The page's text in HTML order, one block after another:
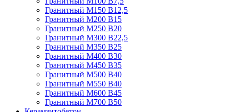
Гранитный М150 В12,5
Гранитный М200 В15
Гранитный М250 В20
Гранитный М300 В22,5
Гранитный М350 В25
Гранитный М400 В30
Гранитный М450 В35
Гранитный М500 В40
Гранитный М550 В40
Гранитный М600 В45
Гранитный М700 В50